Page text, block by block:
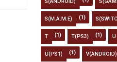
S(M.A.M.E) (1)
T (1) T(PS3) (1) U
U(PS1) (1) V(ANDROID)